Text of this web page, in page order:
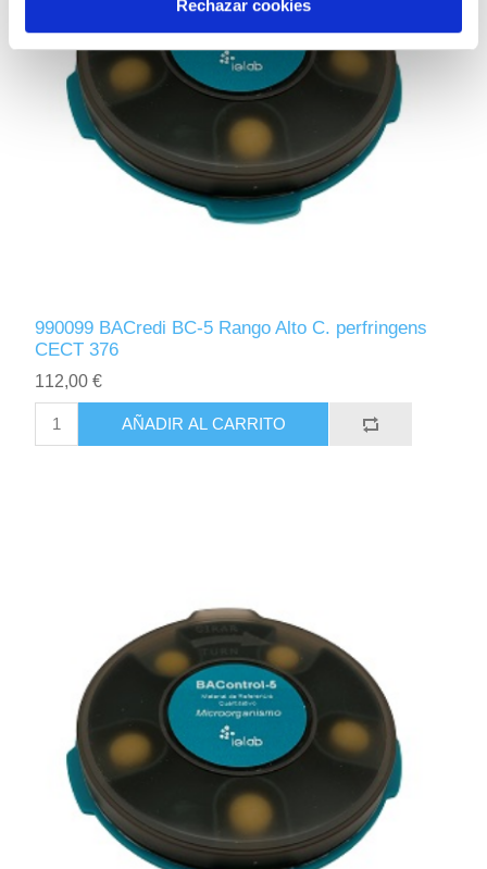
Rechazar cookies
990099 BACredi BC-5 Rango Alto C. perfringens
CECT 376
112,00 €
AÑADIR AL CARRITO